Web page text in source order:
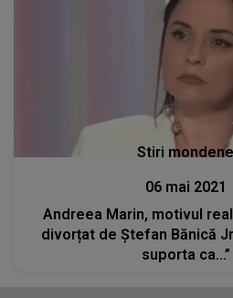
Stiri mondene
06 mai 2021
Andreea Marin, motivul
divorțat de Ștefan Bănică
suporta ca...”